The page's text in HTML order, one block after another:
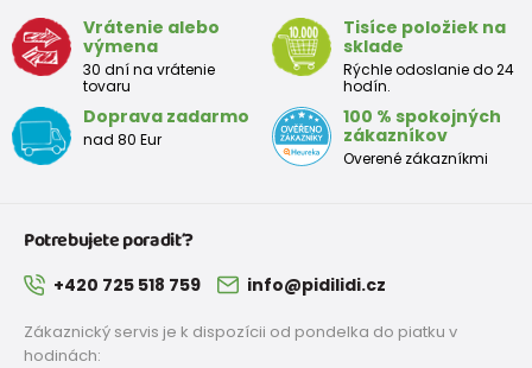
Vrátenie alebo
výmena
30 dní na vrátenie
tovaru
Tisíce položiek na
sklade
Rýchle odoslanie do 24
hodín.
Doprava zadarmo
nad 80 Eur
100 % spokojných
zákazníkov
Overené zákazníkmi
Potrebujete poradiť?
+420 725 518 759 info@pidilidi.cz
Zákaznický servis je k dispozícii od pondelka do piatku v
hodinách: